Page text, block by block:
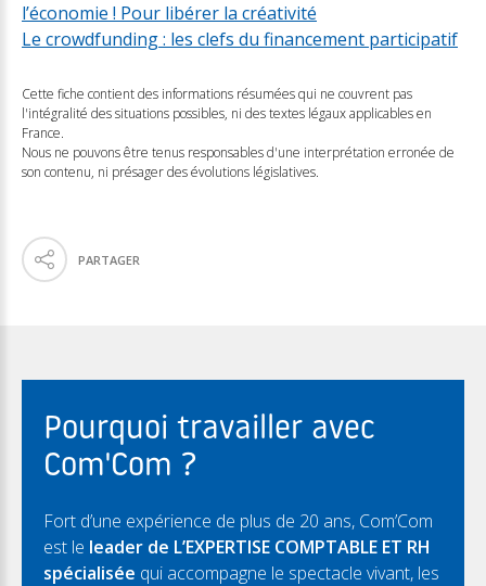
l’économie ! Pour libérer la créativité
Le crowdfunding : les clefs du financement participatif
Cette fiche contient des informations résumées qui ne couvrent pas
l'intégralité des situations possibles, ni des textes légaux applicables en
France.
Nous ne pouvons être tenus responsables d'une interprétation erronée de
son contenu, ni présager des évolutions législatives.
PARTAGER
Pourquoi travailler avec
Com'Com ?
Fort d’une expérience de plus de 20 ans, Com’Com
est le leader de L’EXPERTISE COMPTABLE ET RH
spécialisée qui accompagne le spectacle vivant, les